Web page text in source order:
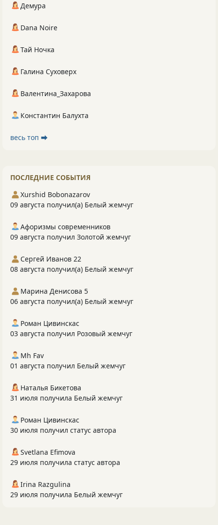
Демура
Dana Noire
Тай Ночка
Галина Суховерх
Валентина_Захарова
Константин Балухта
весь топ ⮕
ПОСЛЕДНИЕ СОБЫТИЯ
Xurshid Bobonazarov
09 августа получил(а) Белый жемчуг
Афоризмы современников
09 августа получил Золотой жемчуг
Сергей Иванов 22
08 августа получил(а) Белый жемчуг
Марина Денисова 5
06 августа получил(а) Белый жемчуг
Роман Цивинскас
03 августа получил Розовый жемчуг
Mh Fav
01 августа получил Белый жемчуг
Наталья Бикетова
31 июля получила Белый жемчуг
Роман Цивинскас
30 июля получил статус автора
Svetlana Efimova
29 июля получила статус автора
Irina Razgulina
29 июля получила Белый жемчуг